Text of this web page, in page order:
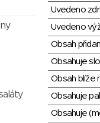
Uvedeno
Uvedeno
Obsah
Obsahuje
Obsah blíže
Obsahuje
Obsahuje